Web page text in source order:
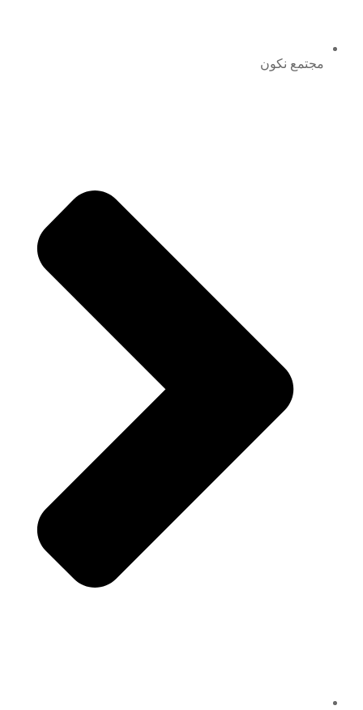
مجتمع نكون